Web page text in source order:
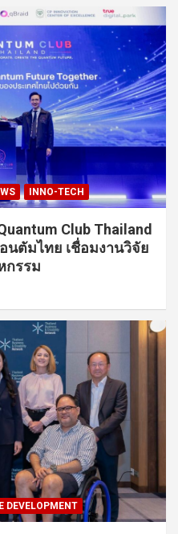
INNO-TECH
Club Thailand
นตัมไทย เชื่อมงานวิจัย
กรรม
DEVELOPMENT